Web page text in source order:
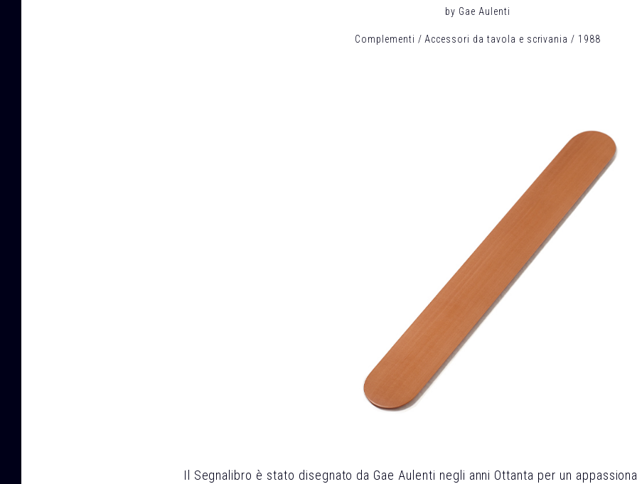
by Gae Aulenti
Complementi Accessori da tavola e scrivania 1988
Il Segnalibro è stato disegnato da Gae Aulenti negli anni Ottanta per un